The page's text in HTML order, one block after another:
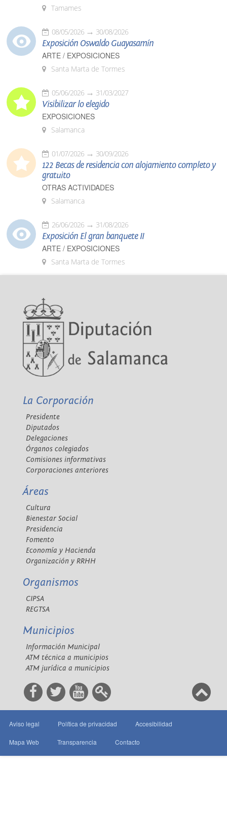
Tamames
08/05/2026 30/08/2026
Exposición Oswaldo Guayasamín
ARTE / EXPOSICIONES
Santa Marta de Tormes
05/06/2026 31/03/2027
Visibilizar lo elegido
EXPOSICIONES
Salamanca
01/07/2026 30/09/2026
122 Becas de residencia con alojamiento completo y
gratuito
OTRAS ACTIVIDADES
Salamanca
26/06/2026 31/08/2026
Exposición El gran banquete II
ARTE / EXPOSICIONES
Santa Marta de Tormes
La Corporación
Presidente
Diputados
Delegaciones
Órganos colegiados
Comisiones informativas
Corporaciones anteriores
Áreas
Cultura
Bienestar Social
Presidencia
Fomento
Economía y Hacienda
Organización y RRHH
Organismos
CIPSA
REGTSA
Municipios
Información Municipal
ATM técnica a municipios
ATM jurídica a municipios
Aviso legal Política de privacidad Accesibilidad
Mapa Web Transparencia Contacto